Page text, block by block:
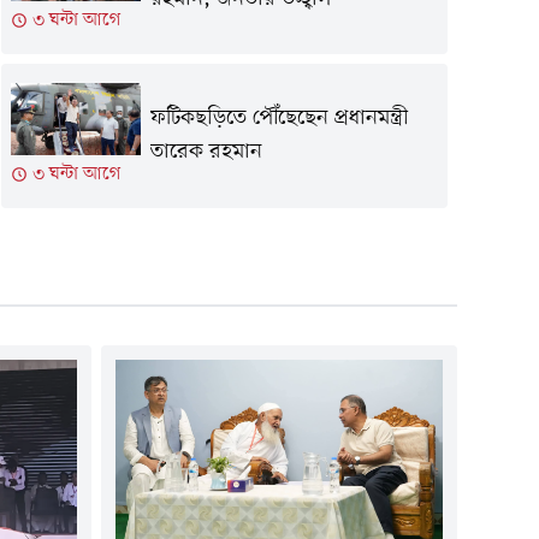
৩ ঘন্টা আগে
৩ ঘন্টা আগে
ফটিকছড়িতে পৌঁছেছেন প্রধানমন্ত্রী
তারেক রহমান